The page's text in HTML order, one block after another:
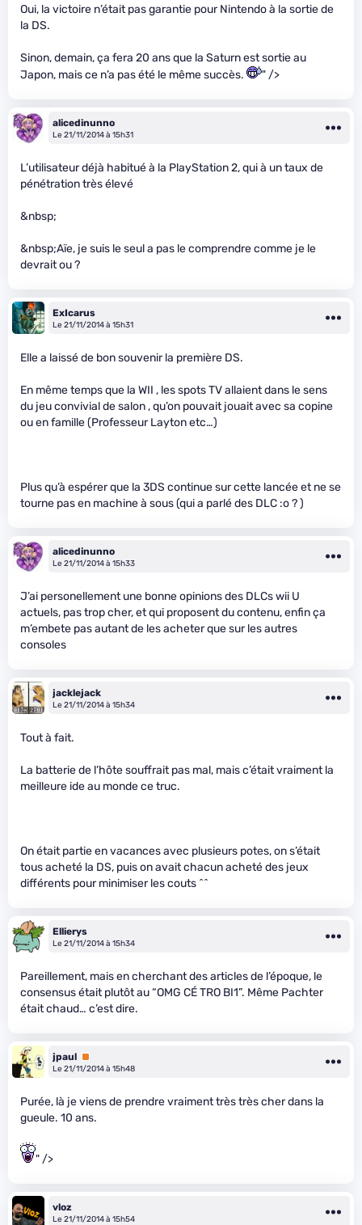
Oui, la victoire n’était pas garantie pour Nintendo à la sortie de
la DS.
Sinon, demain, ça fera 20 ans que la Saturn est sortie au
Japon, mais ce n’a pas été le même succès.
" />
alicedinunno
Le 21/11/2014 à 15h31
L’utilisateur déjà habitué à la PlayStation 2, qui à un taux de
pénétration très élevé
&nbsp;
&nbsp;Aïe, je suis le seul a pas le comprendre comme je le
devrait ou ?
ExIcarus
Le 21/11/2014 à 15h31
Elle a laissé de bon souvenir la première DS.
En même temps que la WII , les spots TV allaient dans le sens
du jeu convivial de salon , qu’on pouvait jouait avec sa copine
ou en famille (Professeur Layton etc…)
Plus qu’à espérer que la 3DS continue sur cette lancée et ne se
tourne pas en machine à sous (qui a parlé des DLC :o ? )
alicedinunno
Le 21/11/2014 à 15h33
J’ai personellement une bonne opinions des DLCs wii U
actuels, pas trop cher, et qui proposent du contenu, enfin ça
m’embete pas autant de les acheter que sur les autres
consoles
jacklejack
Le 21/11/2014 à 15h34
Tout à fait.
La batterie de l’hôte souffrait pas mal, mais c’était vraiment la
meilleure ide au monde ce truc.
On était partie en vacances avec plusieurs potes, on s’était
tous acheté la DS, puis on avait chacun acheté des jeux
différents pour minimiser les couts ^^
Ellierys
Le 21/11/2014 à 15h34
Pareillement, mais en cherchant des articles de l’époque, le
consensus était plutôt au “OMG CÉ TRO BI1”. Même Pachter
était chaud… c’est dire.
jpaul Premium
Le 21/11/2014 à 15h48
Purée, là je viens de prendre vraiment très très cher dans la
gueule. 10 ans.
" />
vloz
Le 21/11/2014 à 15h54